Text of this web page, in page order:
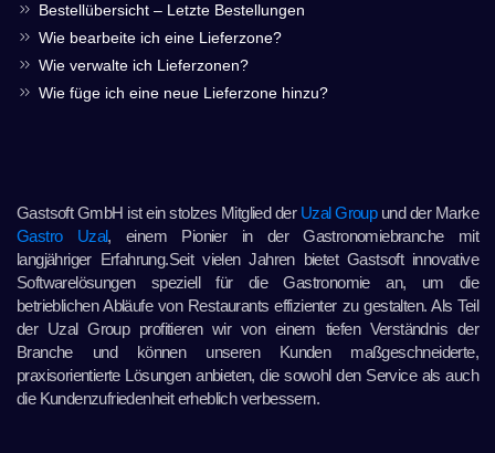
Bestellübersicht – Letzte Bestellungen
Wie bearbeite ich eine Lieferzone?
Wie verwalte ich Lieferzonen?
Wie füge ich eine neue Lieferzone hinzu?
Gastsoft GmbH ist ein stolzes Mitglied der Uzal Groupund der Marke
Gastro Uzal, einem Pionier in der Gastronomiebranche mit
langjähriger Erfahrung.Seit vielen Jahren bietet Gastsoft innovative
Softwarelösungen speziell für die Gastronomie an, um die
betrieblichen Abläufe von Restaurants effizienter zu gestalten. Als Teil
der Uzal Group profitieren wir von einem tiefen Verständnis der
Branche und können unseren Kunden maßgeschneiderte,
praxisorientierte Lösungen anbieten, die sowohl den Service als auch
die Kundenzufriedenheit erheblich verbessern.